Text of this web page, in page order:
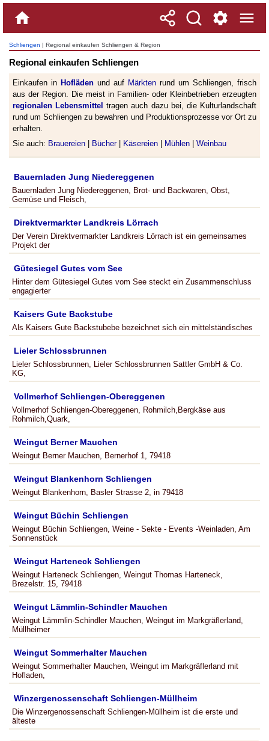
Schliengen | Regional einkaufen Schliengen & Region
Regional einkaufen Schliengen
Einkaufen in Hofläden und auf Märkten rund um Schliengen, frisch
aus der Region. Die meist in Familien- oder Kleinbetrieben erzeugten
regionalen Lebensmittel tragen auch dazu bei, die Kulturlandschaft
rund um Schliengen zu bewahren und Produktionsprozesse vor Ort zu
erhalten.
Sie auch: Brauereien Bücher| Käsereien Mühlen Weinbau
Bauernladen Jung Niedereggenen
Bauernladen Jung Niedereggenen, Brot- und Backwaren, Obst,
Gemüse und Fleisch,
Direktvermarkter Landkreis Lörrach
Der Verein Direktvermarkter Landkreis Lörrach ist ein gemeinsames
Projekt der
Gütesiegel Gutes vom See
Hinter dem Gütesiegel Gutes vom See steckt ein Zusammenschluss
engagierter
Kaisers Gute Backstube
Als Kaisers Gute Backstubebe bezeichnet sich ein mittelständisches
Lieler Schlossbrunnen
Lieler Schlossbrunnen, Lieler Schlossbrunnen Sattler GmbH & Co.
KG,
Vollmerhof Schliengen-Obereggenen
Vollmerhof Schliengen-Obereggenen, Rohmilch,Bergkäse aus
Rohmilch,Quark,
Weingut Berner Mauchen
Weingut Berner Mauchen, Bernerhof 1, 79418
Weingut Blankenhorn Schliengen
Weingut Blankenhorn, Basler Strasse 2, in 79418
Weingut Büchin Schliengen
Weingut Büchin Schliengen, Weine - Sekte - Events -Weinladen, Am
Sonnenstück
Weingut Harteneck Schliengen
Weingut Harteneck Schliengen, Weingut Thomas Harteneck,
Brezelstr. 15, 79418
Weingut Lämmlin-Schindler Mauchen
Weingut Lämmlin-Schindler Mauchen, Weingut im Markgräflerland,
Müllheimer
Weingut Sommerhalter Mauchen
Weingut Sommerhalter Mauchen, Weingut im Markgräflerland mit
Hofladen,
Winzergenossenschaft Schliengen-Müllheim
Die Winzergenossenschaft Schliengen-Müllheim ist die erste und
älteste